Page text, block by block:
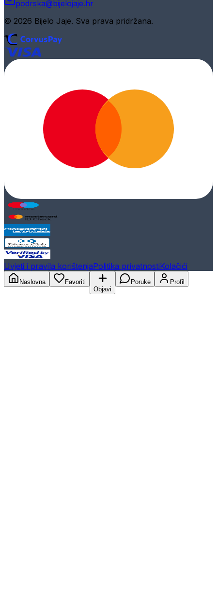
podrska@bijelojaje.hr
© 2026 Bijelo Jaje. Sva prava pridržana.
Uvjeti i pravila korištenjaPolitika privatnostiKolačići
Naslovna
Favoriti
Objavi
Poruke Profil